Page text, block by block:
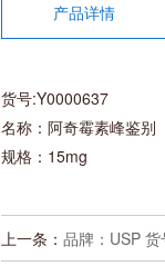
产品详情
货号:Y0000637
名称：阿奇霉素峰鉴别
规格：15mg
上一条： 品牌：USP